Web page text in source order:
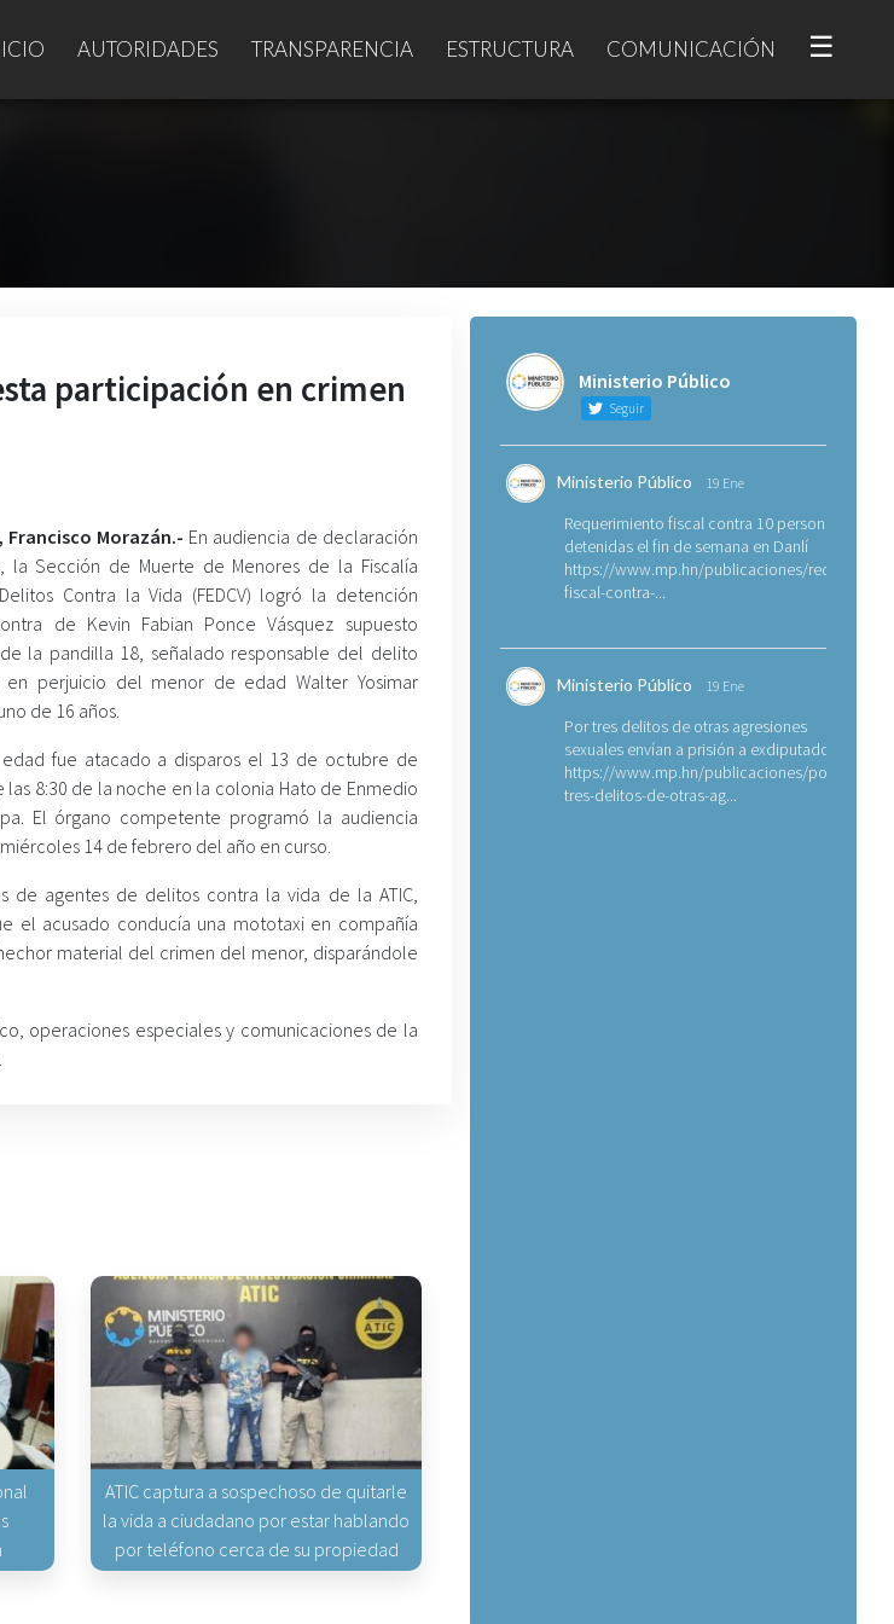
AUTORIDADES TRANSPARENCIA ESTRUCTURA COMUNICACIÓN ☰
participación en crimen
Francisco Morazán.- En audiencia de declaración
la Sección de Muerte de Menores de la Fiscalía
Contra la Vida (FEDCV) logró la detención
de Kevin Fabian Ponce Vásquez supuesto
la pandilla 18, señalado responsable del delito
en perjuicio del menor de edad Walter Yosimar
de 16 años.
fue atacado a disparos el 13 de octubre de
las 8:30 de la noche en la colonia Hato de Enmedio
El órgano competente programó la audiencia
14 de febrero del año en curso.
de agentes de delitos contra la vida de la ATIC,
el acusado conducía una mototaxi en compañía
material del crimen del menor, disparándole
operaciones especiales y comunicaciones de la
ATIC captura a sospechoso de quitarle
la vida a ciudadano por estar hablando
por teléfono cerca de su propiedad
Ministerio Público
Seguir
Ministerio Público 19 Ene
Requerimiento fiscal contra 10 personas
detenidas el fin de semana en Danlí
https://www.mp.hn/publicaciones/
fiscal-contra-...
Ministerio Público 19 Ene
Por tres delitos de otras agresiones
sexuales envían a prisión a exdiputado
https://www.mp.hn/publicaciones/por-
tres-delitos-de-otras-ag...